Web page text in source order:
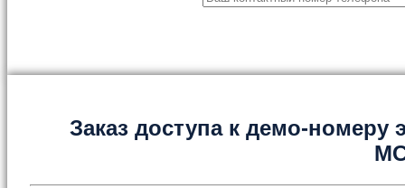
Заказ доступа к демо-номеру